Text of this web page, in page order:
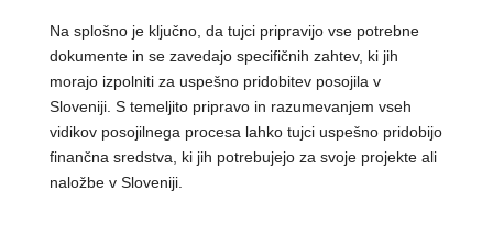
Na splošno je ključno, da tujci pripravijo vse potrebne
dokumente in se zavedajo specifičnih zahtev, ki jih
morajo izpolniti za uspešno pridobitev posojila v
Sloveniji. S temeljito pripravo in razumevanjem vseh
vidikov posojilnega procesa lahko tujci uspešno pridobijo
finančna sredstva, ki jih potrebujejo za svoje projekte ali
naložbe v Sloveniji.